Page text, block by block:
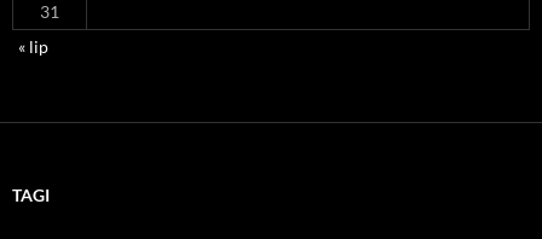
31
« lip
TAGI